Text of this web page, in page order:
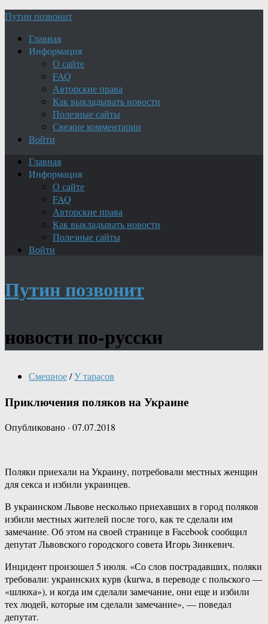
Путин позвонит
Главная
Информация
О сайте
FAQ
Авторские права
Как выкладывать новости
Полезные сайты
Свежие комментарии
Войти
Главная
Информация
О сайте
FAQ
Авторские права
Как выкладывать новости
Полезные сайты
Войти
Путин позвонит
новости по-русски
Смешное/У тарасов
Приключения поляков на Украине
Опубликовано · 07.07.2018
Поляки приехали на Украину, потребовали местных женщин
для секса и избили украинцев.
В украинском Львове несколько приехавших в город поляков
избили местных жителей после того, как те сделали им
замечание. Об этом на своей странице в Facebook сообщил
депутат Львовского городского совета Игорь Зинкевич.
Инцидент произошел 5 июля. «Со слов пострадавших, поляки
требовали: украинских курв (kurwa, в переводе с польского —
«шлюха»), и когда им сделали замечание, они еще и избили
тех людей, которые им сделали замечание», — поведал
депутат.